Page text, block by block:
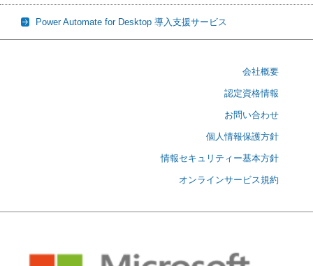
Power Automate for Desktop 導入支援サービス
会社概要
認定資格情報
お問い合わせ
個人情報保護方針
情報セキュリティー基本方針
オンラインサービス規約